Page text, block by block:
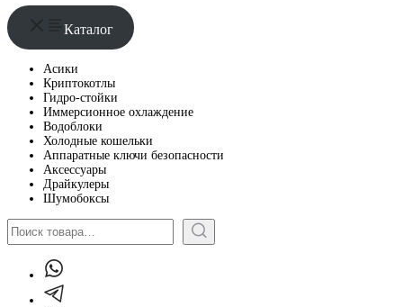
Каталог
Асики
Криптокотлы
Гидро-стойки
Иммерсионное охлаждение
Водоблоки
Холодные кошельки
Аппаратные ключи безопасности
Аксессуары
Драйкулеры
Шумобоксы
Поиск